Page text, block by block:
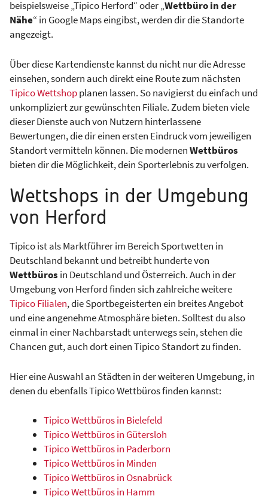
beispielsweise „Tipico Herford“ oder „Wettbüro in der
Nähe“ in Google Maps eingibst, werden dir die Standorte
angezeigt.
Über diese Kartendienste kannst du nicht nur die Adresse
einsehen, sondern auch direkt eine Route zum nächsten
Tipico Wettshopplanen lassen. So navigierst du einfach und
unkompliziert zur gewünschten Filiale. Zudem bieten viele
dieser Dienste auch von Nutzern hinterlassene
Bewertungen, die dir einen ersten Eindruck vom jeweiligen
Standort vermitteln können. Die modernenWettbüros
bieten dir die Möglichkeit, dein Sporterlebnis zu verfolgen.
Wettshops in der Umgebung
von Herford
Tipico ist als Marktführer im Bereich Sportwetten in
Deutschland bekannt und betreibt hunderte von
Wettbüros in Deutschland und Österreich. Auch in der
Umgebung von Herford finden sich zahlreiche weitere
Tipico Filialen, die Sportbegeisterten ein breites Angebot
und eine angenehme Atmosphäre bieten. Solltest du also
einmal in einer Nachbarstadt unterwegs sein, stehen die
Chancen gut, auch dort einen Tipico Standort zu finden.
Hier eine Auswahl an Städten in der weiteren Umgebung, in
denen du ebenfalls Tipico Wettbüros finden kannst:
Tipico Wettbüros in Bielefeld
Tipico Wettbüros in Gütersloh
Tipico Wettbüros in Paderborn
Tipico Wettbüros in Minden
Tipico Wettbüros in Osnabrück
Tipico Wettbüros in Hamm